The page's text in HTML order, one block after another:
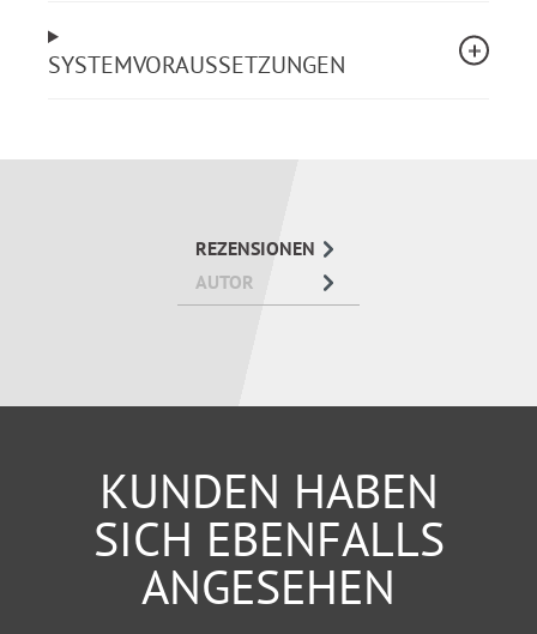
SYSTEMVORAUSSETZUNGEN
REZENSIONEN
AUTOR
KUNDEN HABEN
SICH EBENFALLS
ANGESEHEN